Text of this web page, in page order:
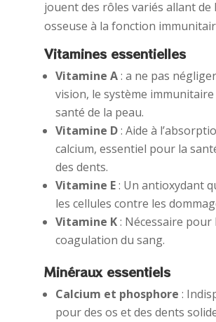
jouent des rôles variés allant de
osseuse à la fonction
Vitamines essentielles
Vitamine A: a ne pas
vision, le système immunitaire
santé de la peau.
Vitamine D: Aide à
calcium, essentiel pour la
des dents.
Vitamine E: Un antioxydant
les cellules contre les
Vitamine K: Nécessaire pour
coagulation du sang.
Minéraux essentiels
Calcium et phosphore :
pour des os et des dents